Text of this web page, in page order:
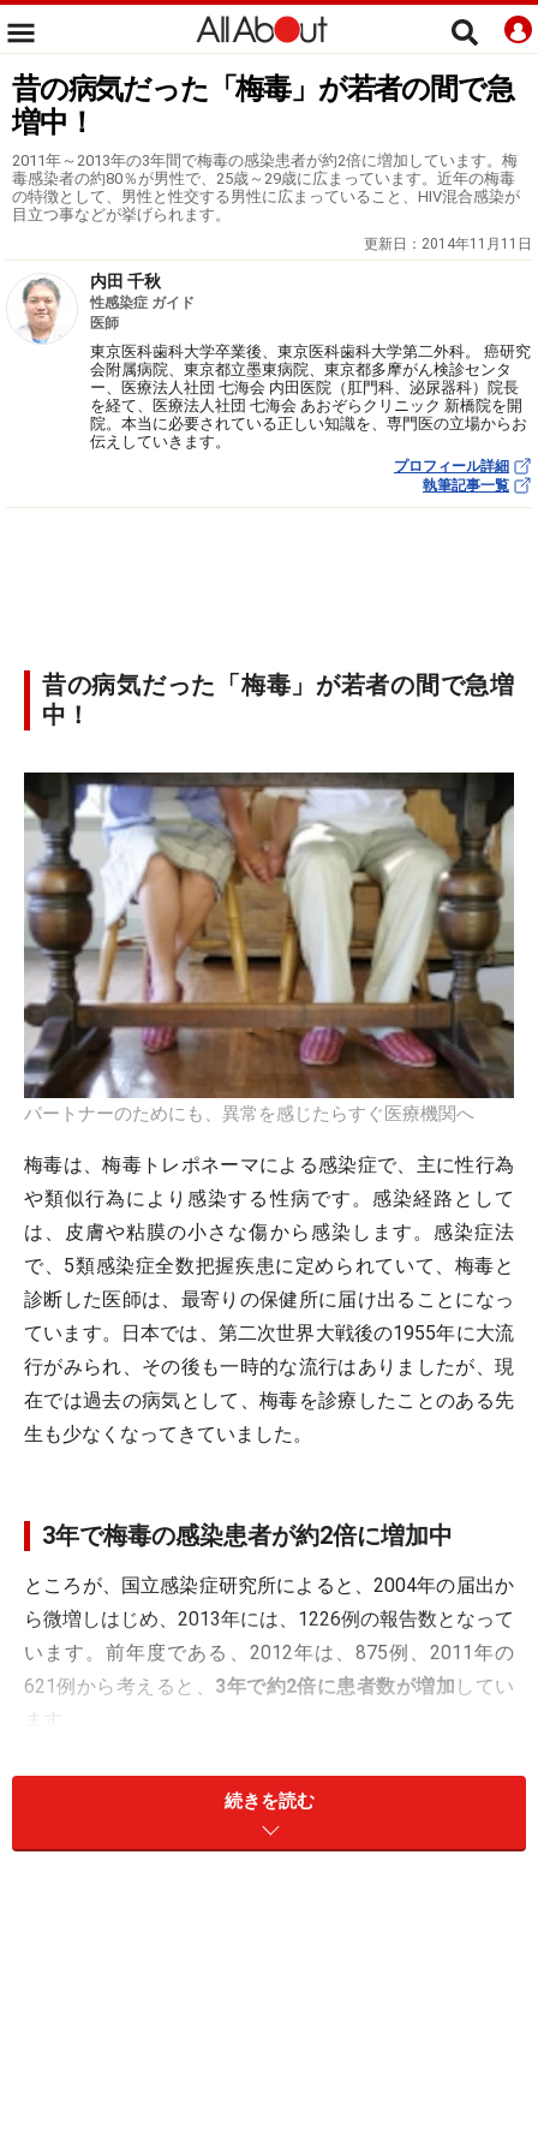
昔の病気だった「梅毒」が若者の間で急
増中！
2011年～2013年の3年間で梅毒の感染患者が約2倍に増加しています。梅
毒感染者の約80％が男性で、25歳～29歳に広まっています。近年の梅毒
の特徴として、男性と性交する男性に広まっていること、HIV混合感染が
目立つ事などが挙げられます。
更新日： 2014年11月11日
内田 千秋
性感染症 ガイド
医師
東京医科歯科大学卒業後、東京医科歯科大学第二外科。 癌研究
会附属病院、東京都立墨東病院、東京都多摩がん検診センタ
ー、医療法人社団 七海会 内田医院（肛門科、泌尿器科）院長
を経て、医療法人社団 七海会 あおぞらクリニック 新橋院を開
院。本当に必要されている正しい知識を、専門医の立場からお
伝えしていきます。
プロフィール詳細
執筆記事一覧
昔の病気だった「梅毒」が若者の間で急増
中！
パートナーのためにも、異常を感じたらすぐ医療機関へ
梅毒は、梅毒トレポネーマによる感染症で、主に性行為
や類似行為により感染する性病です。感染経路として
は、皮膚や粘膜の小さな傷から感染します。感染症法
で、5類感染症全数把握疾患に定められていて、梅毒と
診断した医師は、最寄りの保健所に届け出ることになっ
ています。日本では、第二次世界大戦後の1955年に大流
行がみられ、その後も一時的な流行はありましたが、現
在では過去の病気として、梅毒を診療したことのある先
生も少なくなってきていました。
3年で梅毒の感染患者が約2倍に増加中
ところが、国立感染症研究所によると、2004年の届出か
ら微増しはじめ、2013年には、1226例の報告数となって
います。前年度である、2012年は、875例、2011年の
621例から考えると、 3年で約2倍に患者数が増加 してい
ます。
梅毒感染者の約80％が男性で、25歳～29歳
に広まっています
続きを読む